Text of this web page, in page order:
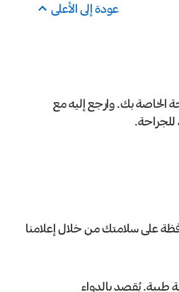
عودة إلى الأعلى
الخاصة بك. وارجع إليه مع
للجراحة.
على سلامتك من خلال إعلامنا
طبية. يُقصد بالدواء